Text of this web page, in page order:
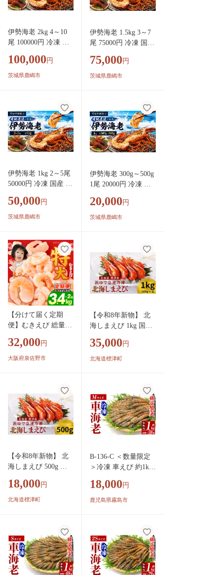
特別 荒波育ち ボイ
ト 贈り物 お中元 ギ
フト 仲野水産 茨城
県 鹿嶋市 茨城 鹿嶋
特別 荒波育ち ボイル
物 お中元 ギフト 仲
野水産 茨城県 鹿嶋市
茨城 鹿嶋
伊勢海老 2kg 4～10
尾 100000円 冷凍 国
産 鹿島灘 鹿島灘産
厳選 伊勢エビ エビ
極み 加熱用 加熱 味
噌汁 鍋 塩ゆで ぷり
ぷり 海の恵み グリ
ル グラタン 濃厚 甘
み 特別 荒波育ち ボ
ント 贈り物 お中元
ギフト 仲野水産 茨
城県 鹿嶋市 茨城 鹿
100,000 円
茨城県鹿嶋市
伊勢海老 1.5kg 3～7
尾 75000円 冷凍 国産
鹿島灘 鹿島灘産 厳選
伊勢エビ エビ 海老
熱用 加熱 味噌汁 鍋
塩ゆで ぷりぷり 海の
恵み グリル グラタン
濃厚 甘み 特別 荒波
育ち ボイル 焼き物
元 ギフト 仲野水産
茨城県 鹿嶋市 茨城
鹿嶋
75,000 円
茨城県鹿嶋市
伊勢海老 1kg 2～5尾
50000円 冷凍 国産 天
島灘 鹿島灘産 厳選
伊勢エビ エビ 海老
加熱用 加熱 味噌汁
鍋 塩ゆで ぷりぷり
海の恵み グリル グ
ラタン 濃厚 甘み 特
別 荒波育ち ボイル
焼き物 バーベキュー
り物 お中元 ギフト
仲野水産 茨城県 鹿
嶋市 茨城 鹿嶋
50,000 円
茨城県鹿嶋市
伊勢海老 300g～500g
1尾 20000円 冷凍 国
産 鹿島灘 鹿島灘産
厳選 伊勢エビ エビ
み 加熱用 加熱 味噌
汁 鍋 塩ゆで ぷりぷ
り 海の恵み グリル
グラタン 濃厚 甘み
特別 荒波育ち ボイル
物 お中元 ギフト 仲
野水産 茨城県 鹿嶋市
茨城 鹿嶋
20,000 円
茨城県鹿嶋市
【分けて届く定期
便】むきえび 総量 3.
【下処理不要 小分け
850g×4P 訳あり サイ
32,000 円
大阪府泉佐野市
【令和8年新物】 北
海しまえび 1kg 国産
すすめ 冷凍 北海シマ
エビ ホッカイシマエ
まみ 酒の肴 ビール
シュリンプ フライ エ
ビチリ ガーリックシ
ュリンプ しまえび サ
ラダ パスタ お味噌汁
まえび 便利 簡単 贅
沢 海鮮 魚介 魚貝 魚
貝類 魚介類 北海道産
北海道 標津町
35,000 円
北海道標津町
【令和8年新物】 北
海しまえび 500g 国
おすすめ 冷凍 北海
シマエビ ホッカイシ
老 おつまみ 酒の肴
ビール シュリンプ
フライ エビチリ ガ
ーリックシュリンプ
しまえび サラダ パ
18,000 円
北海道標津町
B-136-C ＜数量限定
＞冷凍 車えび 約1kg
尾・加熱用)【MBC開
発】霧島市 冷凍 エビ
フライ 天ぷら おかず
BBQ バーベキュー
18,000 円
鹿児島県霧島市